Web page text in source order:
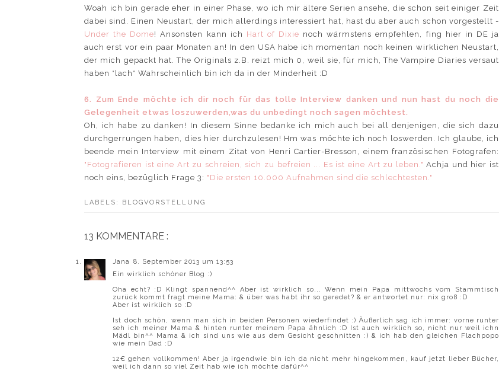
Woah ich bin gerade eher in einer Phase, wo ich mir ältere Serien ansehe, die schon seit einiger Zeit
dabei sind. Einen Neustart, der mich allerdings interessiert hat, hast du aber auch schon vorgestellt -
Under the Dome! Ansonsten kann ich Hart of Dixie noch wärmstens empfehlen, fing hier in DE ja
auch erst vor ein paar Monaten an! In den USA habe ich momentan noch keinen wirklichen Neustart,
der mich gepackt hat. The Originals z.B. reizt mich 0, weil sie, für mich, The Vampire Diaries versaut
haben *lach* Wahrscheinlich bin ich da in der Minderheit :D
6. Zum Ende möchte ich dir noch für das tolle Interview danken und nun hast du noch die
Gelegenheit etwas loszuwerden,was du unbedingt noch sagen möchtest.
Oh, ich habe zu danken! In diesem Sinne bedanke ich mich auch bei all denjenigen, die sich dazu
durchgerrungen haben, dies hier durchzulesen! Hm was möchte ich noch loswerden. Ich glaube, ich
beende mein Interview mit einem Zitat von Henri Cartier-Bresson, einem französischen Fotografen:
"Fotografieren ist eine Art zu schreien, sich zu befreien ... Es ist eine Art zu leben." Achja und hier ist
noch eins, bezüglich Frage 3: "Die ersten 10.000 Aufnahmen sind die schlechtesten."
LABELS: BLOGVORSTELLUNG
13 KOMMENTARE :
Jana
8. September 2013 um 13:53
Ein wirklich schöner Blog :)
Oha echt? :D Klingt spannend^^ Aber ist wirklich so... Wenn mein Papa mittwochs vom Stammtisch
zurück kommt fragt meine Mama: & über was habt ihr so geredet? & er antwortet nur: nix groß :D
Aber ist wirklich so :D
Ist doch schön, wenn man sich in beiden Personen wiederfindet :) Äußerlich sag ich immer: vorne runter
seh ich meiner Mama & hinten runter meinem Papa ähnlich :D Ist auch wirklich so, nicht nur weil ichn
Mädl bin^^ Mama & ich sind uns wie aus dem Gesicht geschnitten :) & ich hab den gleichen Flachpopo
wie mein Dad :D
12€ gehen vollkommen! Aber ja irgendwie bin ich da nicht mehr hingekommen, kauf jetzt lieber Bücher,
weil ich dann so viel Zeit hab wie ich möchte dafür^^